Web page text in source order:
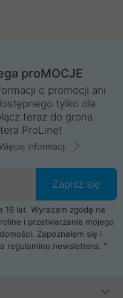
proMOCJE
o promocji ani
tylko dla
teraz do grona
ProLine!
informacji
Zapisz się
16 lat. Wyrażam zgodę na
i przetwarzanie mojego
Zapoznałem się i
regulaminu newslettera.